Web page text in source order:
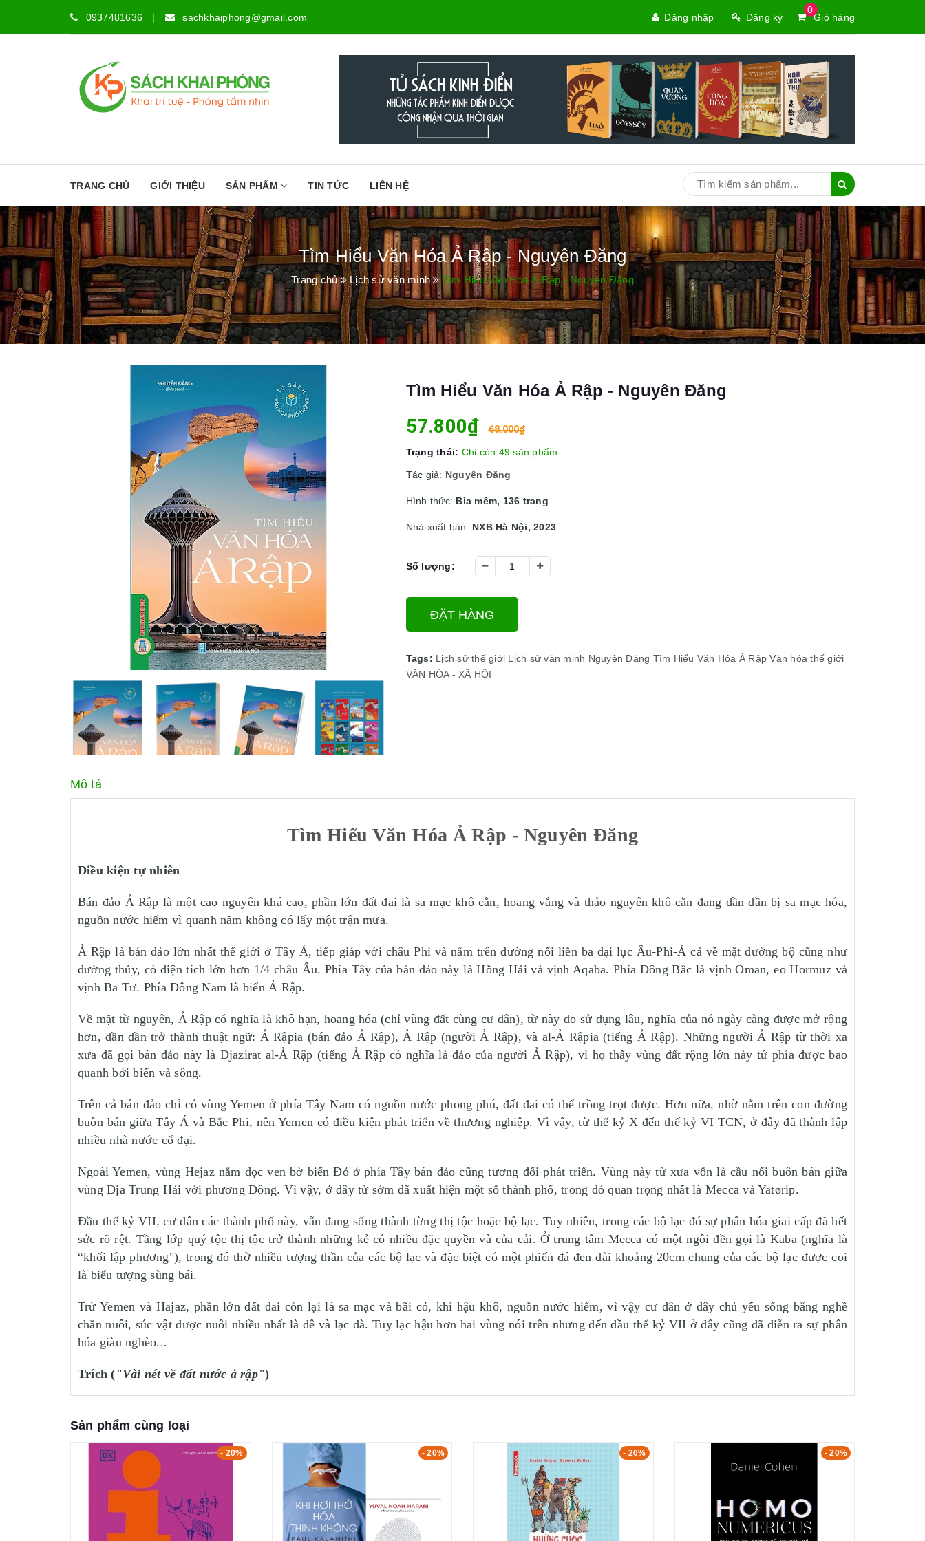
0937481636 | sachkhaiphong@gmail.com
0
Giỏ hàng
Đăng nhập Đăng ký
TRANG CHỦ GIỚI THIỆU SẢN PHẨM TIN TỨC LIÊN HỆ
Tìm Hiểu Văn Hóa Ả Rập - Nguyên Đăng
Trang chủ Lịch sử văn minh Tìm Hiểu Văn Hóa Ả Rập - Nguyên Đăng
Tìm Hiểu Văn Hóa Ả Rập - Nguyên Đăng
57.800₫ 68.000₫
Trạng thái: Chỉ còn 49 sản phẩm
Tác giả: Nguyên Đăng
Hình thức: Bìa mềm, 136 trang
Nhà xuất bản: NXB Hà Nội, 2023
Số lượng:
ĐẶT HÀNG
Tags: Lịch sử thế giới Lịch sử văn minh Nguyên Đăng Tìm Hiểu Văn Hóa Ả Rập Văn hóa thế giới
VĂN HÓA - XÃ HỘI
Mô tả
Tìm Hiểu Văn Hóa Ả Rập - Nguyên Đăng
Điều kiện tự nhiên
Bán đảo Ả Rập là một cao nguyên khá cao, phần lớn đất đai là sa mạc khô cằn, hoang vắng và thảo nguyên khô cằn đang dần dần bị sa mạc hóa,
nguồn nước hiếm vì quanh năm không có lấy một trận mưa.
Ả Rập là bán đảo lớn nhất thế giới ở Tây Á, tiếp giáp với châu Phi và nằm trên đường nối liền ba đại lục Âu-Phi-Á cả về mặt đường bộ cũng như
đường thủy, có diện tích lớn hơn 1/4 châu Âu. Phía Tây của bán đảo này là Hồng Hải và vịnh Aqaba. Phía Đông Bắc là vịnh Oman, eo Hormuz và
vịnh Ba Tư. Phía Đông Nam là biển Ả Rập.
Về mặt từ nguyên, Ả Rập có nghĩa là khô hạn, hoang hóa (chỉ vùng đất cùng cư dân), từ này do sử dụng lâu, nghĩa của nó ngày càng được mở rộng
hơn, dần dần trở thành thuật ngữ: Ả Rậpia (bán đảo Ả Rập), Ả Rập (người Ả Rập), và al-Ả Rậpia (tiếng Ả Rập). Những người Ả Rập từ thời xa
xưa đã gọi bán đảo này là Djazirat al-Ả Rập (tiếng Ả Rập có nghĩa là đảo của người Ả Rập), vì họ thấy vùng đất rộng lớn này tứ phía được bao
quanh bởi biển và sông.
Trên cả bán đảo chỉ có vùng Yemen ở phía Tây Nam có nguồn nước phong phú, đất đai có thể trồng trọt được. Hơn nữa, nhờ nằm trên con đường
buôn bán giữa Tây Á và Bắc Phi, nên Yemen có điều kiện phát triển về thương nghiệp. Vì vậy, từ thế kỷ X đến thế kỷ VI TCN, ở đây đã thành lập
nhiều nhà nước cổ đại.
Ngoài Yemen, vùng Hejaz nằm dọc ven bờ biển Đỏ ở phía Tây bán đảo cũng tương đối phát triển. Vùng này từ xưa vốn là cầu nổi buôn bán giữa
vùng Địa Trung Hải với phương Đông. Vì vậy, ở đây từ sớm đã xuất hiện một số thành phố, trong đó quan trọng nhất là Mecca và Yatørip.
Đầu thế kỷ VII, cư dân các thành phố này, vẫn đang sống thành từng thị tộc hoặc bộ lạc. Tuy nhiên, trong các bộ lạc đó sự phân hóa giai cấp đã hết
sức rõ rệt. Tầng lớp quý tộc thị tộc trở thành những kẻ có nhiều đặc quyền và của cải. Ở trung tâm Mecca có một ngôi đền gọi là Kaba (nghĩa là
“khối lập phương"), trong đó thờ nhiều tượng thần của các bộ lạc và đặc biệt có một phiến đá đen dài khoảng 20cm chung của các bộ lạc được coi
là biểu tượng sùng bái.
Trừ Yemen và Hajaz, phần lớn đất đai còn lại là sa mạc và bãi cỏ, khí hậu khô, nguồn nước hiếm, vì vậy cư dân ở đây chủ yếu sống bằng nghề
chăn nuôi, súc vật được nuôi nhiều nhất là dê và lạc đà. Tuy lạc hậu hơn hai vùng nói trên nhưng đến đầu thế kỷ VII ở đây cũng đã diễn ra sự phân
hóa giàu nghèo...
Trích ( "Vài nét về đất nước ả rập")
Sản phẩm cùng loại
- 20% - 20% - 20% - 20%